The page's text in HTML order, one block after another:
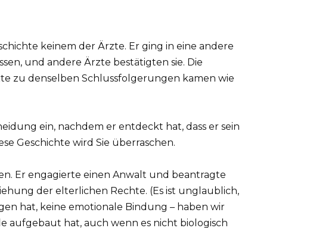
keinem der Ärzte. Er ging in eine andere
und andere Ärzte bestätigten sie. Die
zu denselben Schlussfolgerungen kamen wie
Er engagierte einen Anwalt und beantragte
der elterlichen Rechte. (Es ist unglaublich,
hat, keine emotionale Bindung – haben wir
aufgebaut hat, auch wenn es nicht biologisch